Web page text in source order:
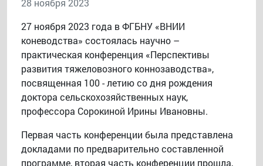
28 ноября 2023
27 ноября 2023 года в ФГБНУ «ВНИИ
коневодства» состоялась научно –
практическая конференция «Перспективы
развития тяжеловозного коннозаводства»,
посвященная 100 - летию со дня рождения
доктора сельскохозяйственных наук,
профессора Сорокиной Ирины Ивановны.
Первая часть конференции была представлена
докладами по предварительно составленной
программе, вторая часть конференции прошла,